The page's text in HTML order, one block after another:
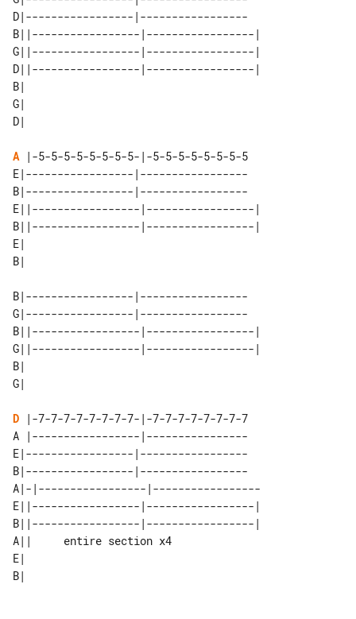
D|-----------------|-----------------
B||-----------------|-----------------|
G||-----------------|-----------------|
D||-----------------|-----------------|
B|
G|
A |-5-5-5-5-5-5-5-5-|-5-5-5-5-5-5-5-5
E|-----------------|-----------------
B|-----------------|-----------------
E||-----------------|-----------------|
B||-----------------|-----------------|
E|
B|-----------------|-----------------
G|-----------------|-----------------
B||-----------------|-----------------|
G||-----------------|-----------------|
B|
D |-7-7-7-7-7-7-7-7-|-7-7-7-7-7-7-7-7
A |-----------------|----------------
E|-----------------|-----------------
B|-----------------|-----------------
A|-|-----------------|-----------------
E||-----------------|-----------------|
B||-----------------|-----------------|
A||     entire section x4
E|